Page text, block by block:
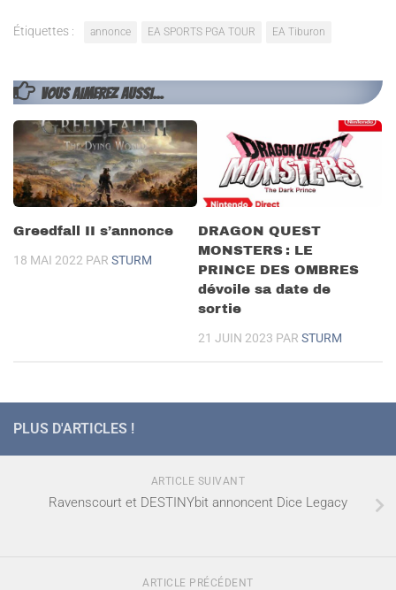
Étiquettes : annonce EA SPORTS PGA TOUR EA Tiburon
VOUS AIMEREZ AUSSI...
Greedfall II s’annonce
18 MAI 2022 PAR STURM
DRAGON QUEST
MONSTERS : LE
PRINCE DES OMBRES
dévoile sa date de
sortie
21 JUIN 2023 PAR STURM
PLUS D'ARTICLES !
ARTICLE SUIVANT
Ravenscourt et DESTINYbit annoncent Dice Legacy
ARTICLE PRÉCÉDENT